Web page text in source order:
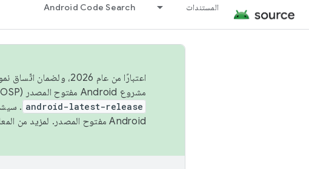
المستندات Android Code Search
اعتبارًا من عام 2026،
مشروع Android مفتوح المصدر (AOSP) في الربعَين الثاني والرابع. لبناء مشروع Android مفتوح المصدر والمساهمة فيه، استخدِم
android-latest-release
.
Android مفتوح المصدر. لمزيد من المعلومات، يُرجى الاطّلاع على